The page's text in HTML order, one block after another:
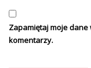
Zapamiętaj moje
komentarzy.